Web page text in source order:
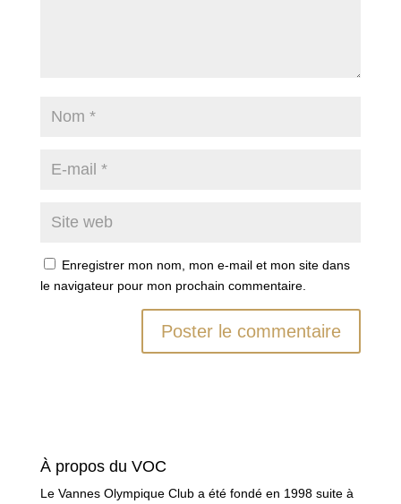
Enregistrer mon nom, mon e-mail et mon site dans
le navigateur pour mon prochain commentaire.
À propos du VOC
Le Vannes Olympique Club a été fondé en 1998 suite à